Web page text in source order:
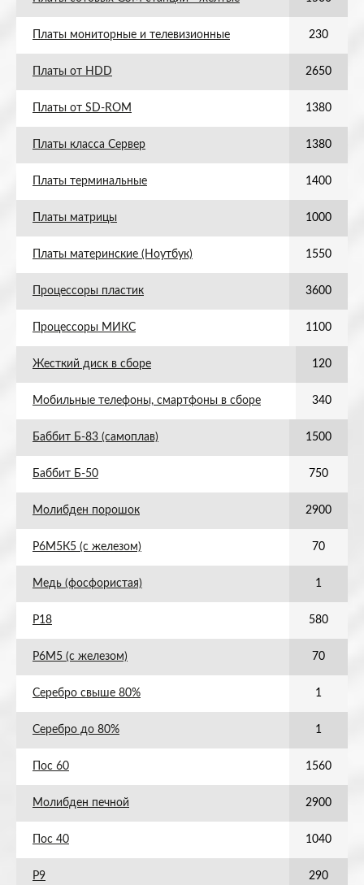
Платы мониторные и телевизионные 230
Платы от HDD 2650
Платы от SD-ROM 1380
Платы класса Сервер 1380
Платы терминальные 1400
Платы матрицы 1000
Платы материнские (Ноутбук) 1550
Процессоры пластик 3600
Процессоры МИКС 1100
Жесткий диск в сборе 120
Мобильные телефоны, смартфоны в сборе 340
Баббит Б-83 (самоплав) 1500
Баббит Б-50 750
Молибден порошок 2900
Р6М5К5 (с железом) 70
Медь (фосфористая) 1
Р18 580
Р6М5 (с железом) 70
Серебро свыше 80% 1
Серебро до 80% 1
Пос 60 1560
Молибден печной 2900
Пос 40 1040
Р9 290